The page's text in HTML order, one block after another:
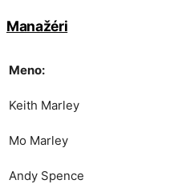
Manažéri
Meno:
Keith Marley
Mo Marley
Andy Spence